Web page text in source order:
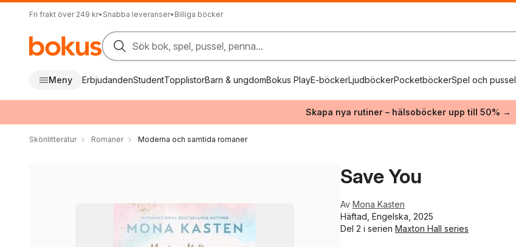
Fri frakt över 249 kr• Snabba leveranser• Billiga böcker
Sök bok, spel, pussel, penna...
Meny ErbjudandenStudentTopplistorBarn & ungdomBokus PlayE-böckerLjudböckerPocketböckerSpel och pussel
Skapa nya rutiner – hälsoböcker upp till 50% →
Skönlitteratur Romaner Moderna och samtida romaner
Save You
Av Mona Kasten
Häftad, Engelska, 2025
Del 2 i serien Maxton Hall series